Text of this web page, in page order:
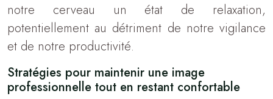
notre cerveau un état de relaxation,
potentiellement au détriment de notre vigilance
et de notre productivité.
Stratégies pour maintenir une image
professionnelle tout en restant confortable